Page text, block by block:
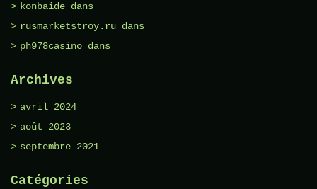
konbaide dans
rusmarketstroy.ru dans
ph978casino dans
Archives
avril 2024
août 2023
septembre 2021
Catégories